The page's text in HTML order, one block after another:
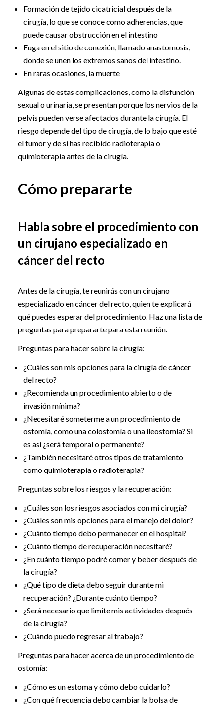
Formación de tejido cicatricial después de la
cirugía, lo que se conoce como adherencias, que
puede causar obstrucción en el intestino
Fuga en el sitio de conexión, llamado anastomosis,
donde se unen los extremos sanos del intestino.
En raras ocasiones, la muerte
Algunas de estas complicaciones, como la disfunción
sexual o urinaria, se presentan porque los nervios de la
pelvis pueden verse afectados durante la cirugía. El
riesgo depende del tipo de cirugía, de lo bajo que esté
el tumor y de si has recibido radioterapia o
quimioterapia antes de la cirugía.
Cómo prepararte
Habla sobre el procedimiento con
un cirujano especializado en
cáncer del recto
Antes de la cirugía, te reunirás con un cirujano
especializado en cáncer del recto, quien te explicará
qué puedes esperar del procedimiento. Haz una lista de
preguntas para prepararte para esta reunión.
Preguntas para hacer sobre la cirugía:
¿Cuáles son mis opciones para la cirugía de cáncer
del recto?
¿Recomienda un procedimiento abierto o de
invasión mínima?
¿Necesitaré someterme a un procedimiento de
ostomía, como una colostomía o una ileostomía? Si
es así ¿será temporal o permanente?
¿También necesitaré otros tipos de tratamiento,
como quimioterapia o radioterapia?
Preguntas sobre los riesgos y la recuperación:
¿Cuáles son los riesgos asociados con mi cirugía?
¿Cuáles son mis opciones para el manejo del dolor?
¿Cuánto tiempo debo permanecer en el hospital?
¿Cuánto tiempo de recuperación necesitaré?
¿En cuánto tiempo podré comer y beber después de
la cirugía?
¿Qué tipo de dieta debo seguir durante mi
recuperación? ¿Durante cuánto tiempo?
¿Será necesario que limite mis actividades después
de la cirugía?
¿Cuándo puedo regresar al trabajo?
Preguntas para hacer acerca de un procedimiento de
ostomía:
¿Cómo es un estoma y cómo debo cuidarlo?
¿Con qué frecuencia debo cambiar la bolsa de